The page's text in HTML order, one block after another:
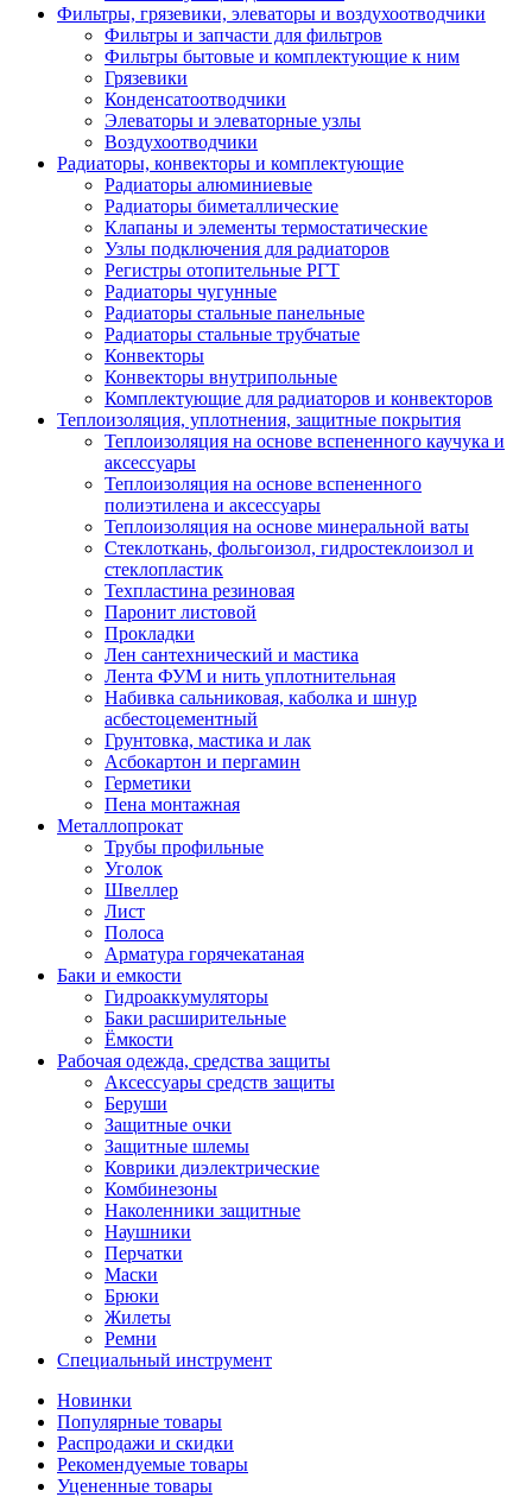
Фильтры, грязевики, элеваторы и воздухоотводчики
Фильтры и запчасти для фильтров
Фильтры бытовые и комплектующие к ним
Грязевики
Конденсатоотводчики
Элеваторы и элеваторные узлы
Воздухоотводчики
Радиаторы, конвекторы и комплектующие
Радиаторы алюминиевые
Радиаторы биметаллические
Клапаны и элементы термостатические
Узлы подключения для радиаторов
Регистры отопительные РГТ
Радиаторы чугунные
Радиаторы стальные панельные
Радиаторы стальные трубчатые
Конвекторы
Конвекторы внутрипольные
Комплектующие для радиаторов и конвекторов
Теплоизоляция, уплотнения, защитные покрытия
Теплоизоляция на основе вспененного каучука и
аксессуары
Теплоизоляция на основе вспененного
полиэтилена и аксессуары
Теплоизоляция на основе минеральной ваты
Стеклоткань, фольгоизол, гидростеклоизол и
стеклопластик
Техпластина резиновая
Паронит листовой
Прокладки
Лен сантехнический и мастика
Лента ФУМ и нить уплотнительная
Набивка сальниковая, каболка и шнур
асбестоцементный
Грунтовка, мастика и лак
Асбокартон и пергамин
Герметики
Пена монтажная
Металлопрокат
Трубы профильные
Уголок
Швеллер
Лист
Полоса
Арматура горячекатаная
Баки и емкости
Гидроаккумуляторы
Баки расширительные
Ёмкости
Рабочая одежда, средства защиты
Аксессуары средств защиты
Беруши
Защитные очки
Защитные шлемы
Коврики диэлектрические
Комбинезоны
Наколенники защитные
Наушники
Перчатки
Маски
Брюки
Жилеты
Ремни
Специальный инструмент
Новинки
Популярные товары
Распродажи и скидки
Рекомендуемые товары
Уцененные товары